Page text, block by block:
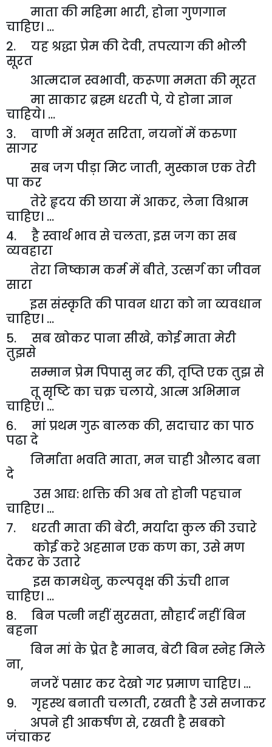
माता की महिमा भारी, होना गुणगान
चाहिए। ...
2. यह श्रद्धा प्रेम की देवी, तपत्याग की भोली
सूरत
आत्मदान स्वभावी, करूणा ममता की मूरत
मा साकार ब्रह्म धरती पे, ये होना ज्ञान
चाहिये। ...
3. वाणी में अमृत सरिता, नयनों में करुणा
सागर
सब जग पीड़ा मिट जाती, मुस्कान एक तेरी
पा कर
तेरे हृदय की छाया में आकर, लेना विश्राम
चाहिए। ...
4. है स्वार्थ भाव से चलता,इस जग का सब
व्यवहारा
तेरा निष्काम कर्म में बीते, उत्सर्ग का जीवन
सारा
इस संस्कृति की पावन धारा को ना व्यवधान
चाहिए। ...
5. सब खोकर पाना सीखे, कोई माता मेरी
तुझसे
सम्मान प्रेम पिपासु नर की, तृप्ति एक तुझ से
तू सृष्टि का चक्र चलाये, आत्म अभिमान
चाहिए। ...
6. मां प्रथम गुरू बालक की, सदाचार का पाठ
पढा दे
निर्माता भवति माता, मन चाही औलाद बना
दे
उस आद्य: शक्ति की अब तो होनी पहचान
चाहिए। ...
7. धरती माता की बेटी, मर्यादा कुल की उचारे
कोई करे अहसान एक कण का, उसे मण
देकर के उतारे
इस कामधेनु, कल्पवृक्ष की ऊंची शान
चाहिए। ...
8. बिन पत्नी नहीं सुरसता, सौहार्द नहीं बिन
बहना
बिन मां के प्र्रेत है मानव, बेटी बिन स्नेह मिले
ना,
नजरें पसार कर देखो गर प्रमाण चाहिए। ...
9. गृहस्थ बनाती चलाती, रखती है उसे सजाकर
अपने ही आकर्षण से, रखती है सबको
जंचाकर